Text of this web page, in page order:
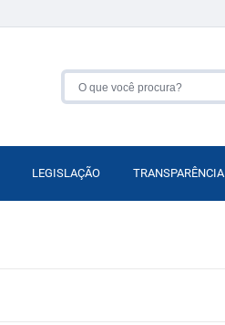
LEGISLAÇÃO TRANSPARÊNCIA